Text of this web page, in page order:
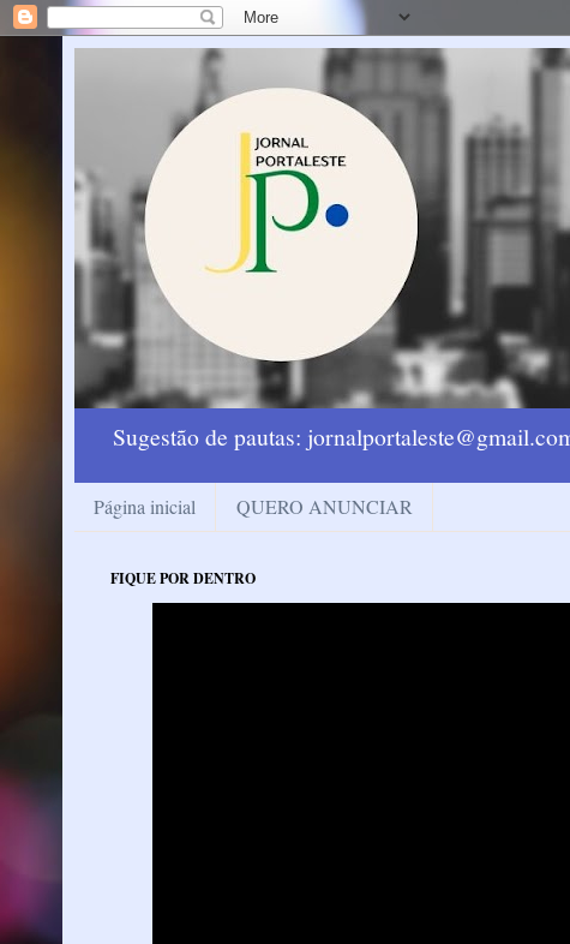
Sugestão de pautas:
Página inicial QUERO ANUNCIAR
FIQUE POR DENTRO